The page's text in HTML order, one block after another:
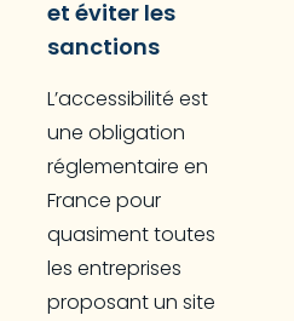
et éviter les
sanctions
L’accessibilité est
une obligation
réglementaire en
France pour
quasiment toutes
les entreprises
proposant un site